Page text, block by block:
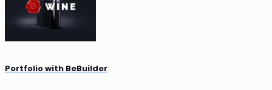
Portfolio with BeBuilder